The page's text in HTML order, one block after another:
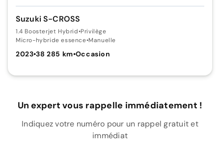
Suzuki S-CROSS
1.4 Boosterjet Hybrid•Privilège
Micro-hybride essence•Manuelle
2023•38 285 km•Occasion
Un expert vous rappelle immédiatement !
Indiquez votre numéro pour un rappel gratuit et
immédiat